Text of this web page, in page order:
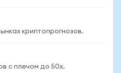
криптопрогнозов.
с плечом до 50x.